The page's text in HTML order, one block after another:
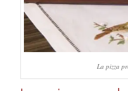
La pizza